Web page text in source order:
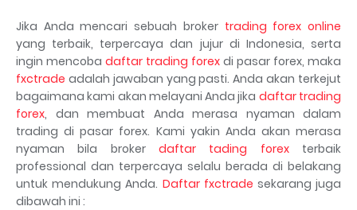
Jika Anda mencari sebuah broker trading forex online
yang terbaik, terpercaya dan jujur di Indonesia, serta
ingin mencoba daftar trading forex di pasar forex, maka
fxctrade adalah jawaban yang pasti. Anda akan terkejut
bagaimana kami akan melayani Anda jika daftar trading
forex, dan membuat Anda merasa nyaman dalam
trading di pasar forex. Kami yakin Anda akan merasa
nyaman bila broker daftar tading forexterbaik
professional dan terpercaya selalu berada di belakang
untuk mendukung Anda. Daftar fxctrade sekarang juga
dibawah ini :